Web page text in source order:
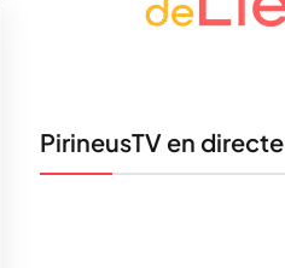
PirineusTV en directe